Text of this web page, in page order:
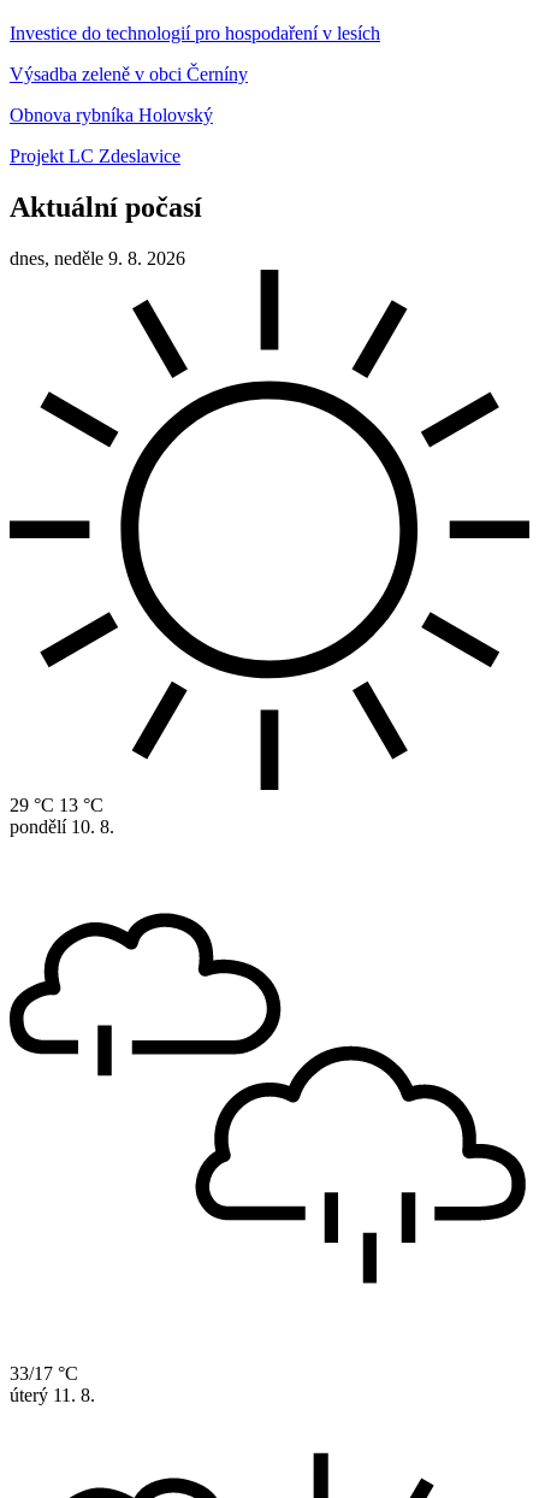
Investice do technologií pro hospodaření v lesích
Výsadba zeleně v obci Černíny
Obnova rybníka Holovský
Projekt LC Zdeslavice
Aktuální počasí
dnes, neděle 9. 8. 2026
29 °C 13 °C
pondělí 10. 8.
33/17 °C
úterý 11. 8.